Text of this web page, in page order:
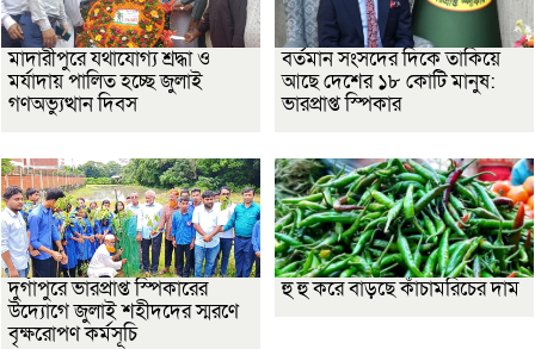
মাদারীপুরে যথাযোগ্য শ্রদ্ধা ও
মর্যাদায় পালিত হচ্ছে জুলাই
গণঅভ্যুত্থান দিবস
বর্তমান সংসদের দিকে তাকিয়ে
আছে দেশের ১৮ কোটি মানুষ:
ভারপ্রাপ্ত স্পিকার
দুর্গাপুরে ভারপ্রাপ্ত স্পিকারের
উদ্যোগে জুলাই শহীদদের স্মরণে
বৃক্ষরোপণ কর্মসূচি
হু হু করে বাড়ছে কাঁচামরিচের দাম